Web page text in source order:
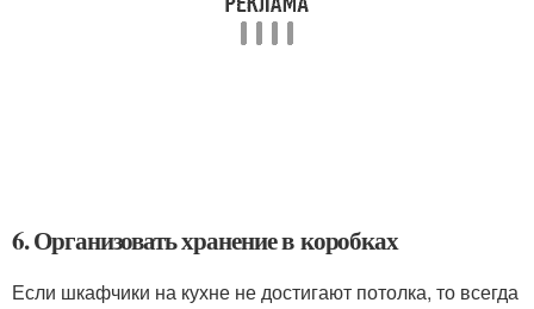
6. Организовать хранение в коробках
Если шкафчики на кухне не достигают потолка, то всегда